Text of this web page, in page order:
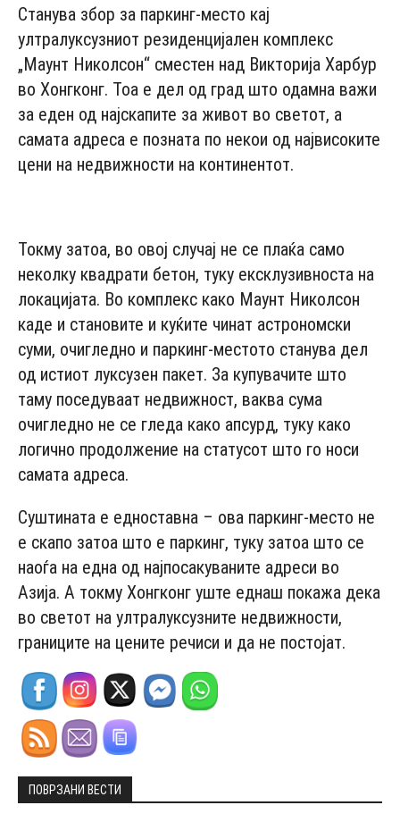
Станува збор за паркинг-место кај
ултралуксузниот резиденцијален комплекс
„Маунт Николсон“ сместен над Викторија Харбур
во Хонгконг. Тоа е дел од град што одамна важи
за еден од најскапите за живот во светот, а
самата адреса е позната по некои од највисоките
цени на недвижности на континентот.
Токму затоа, во овој случај не се плаќа само
неколку квадрати бетон, туку ексклузивноста на
локацијата. Во комплекс како Маунт Николсон
каде и становите и куќите чинат астрономски
суми, очигледно и паркинг-местото станува дел
од истиот луксузен пакет. За купувачите што
таму поседуваат недвижност, ваква сума
очигледно не се гледа како апсурд, туку како
логично продолжение на статусот што го носи
самата адреса.
Суштината е едноставна – ова паркинг-место не
е скапо затоа што е паркинг, туку затоа што се
наоѓа на една од најпосакуваните адреси во
Азија. А токму Хонгконг уште еднаш покажа дека
во светот на ултралуксузните недвижности,
границите на цените речиси и да не постојат.
ПОВРЗАНИ ВЕСТИ